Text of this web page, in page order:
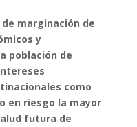
marginación de
y
población de
como
en riesgo la mayor
futura de